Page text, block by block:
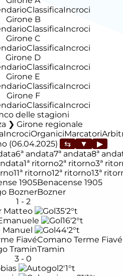
ClassificaIncroci
Girone B
ClassificaIncroci
Girone C
ClassificaIncroci
Girone D
ClassificaIncroci
Girone E
ClassificaIncroci
Girone F
ClassificaIncroci
delle stagioni
❯ Girone regionale
IncrociOrganiciMarcatori
(06.04.2025)
▶
6ª andata7ª andata8ª
1ª ritorno2ª ritorno3ª
11ª ritorno12ª ritorno13ª
Benacense 1905
Bozner
1 - 2
Matteo
35'2°t
16'2°t
Manuel
44'2°t
Comano Terme Fiavé
Tramin
3 - 0
2'1°t